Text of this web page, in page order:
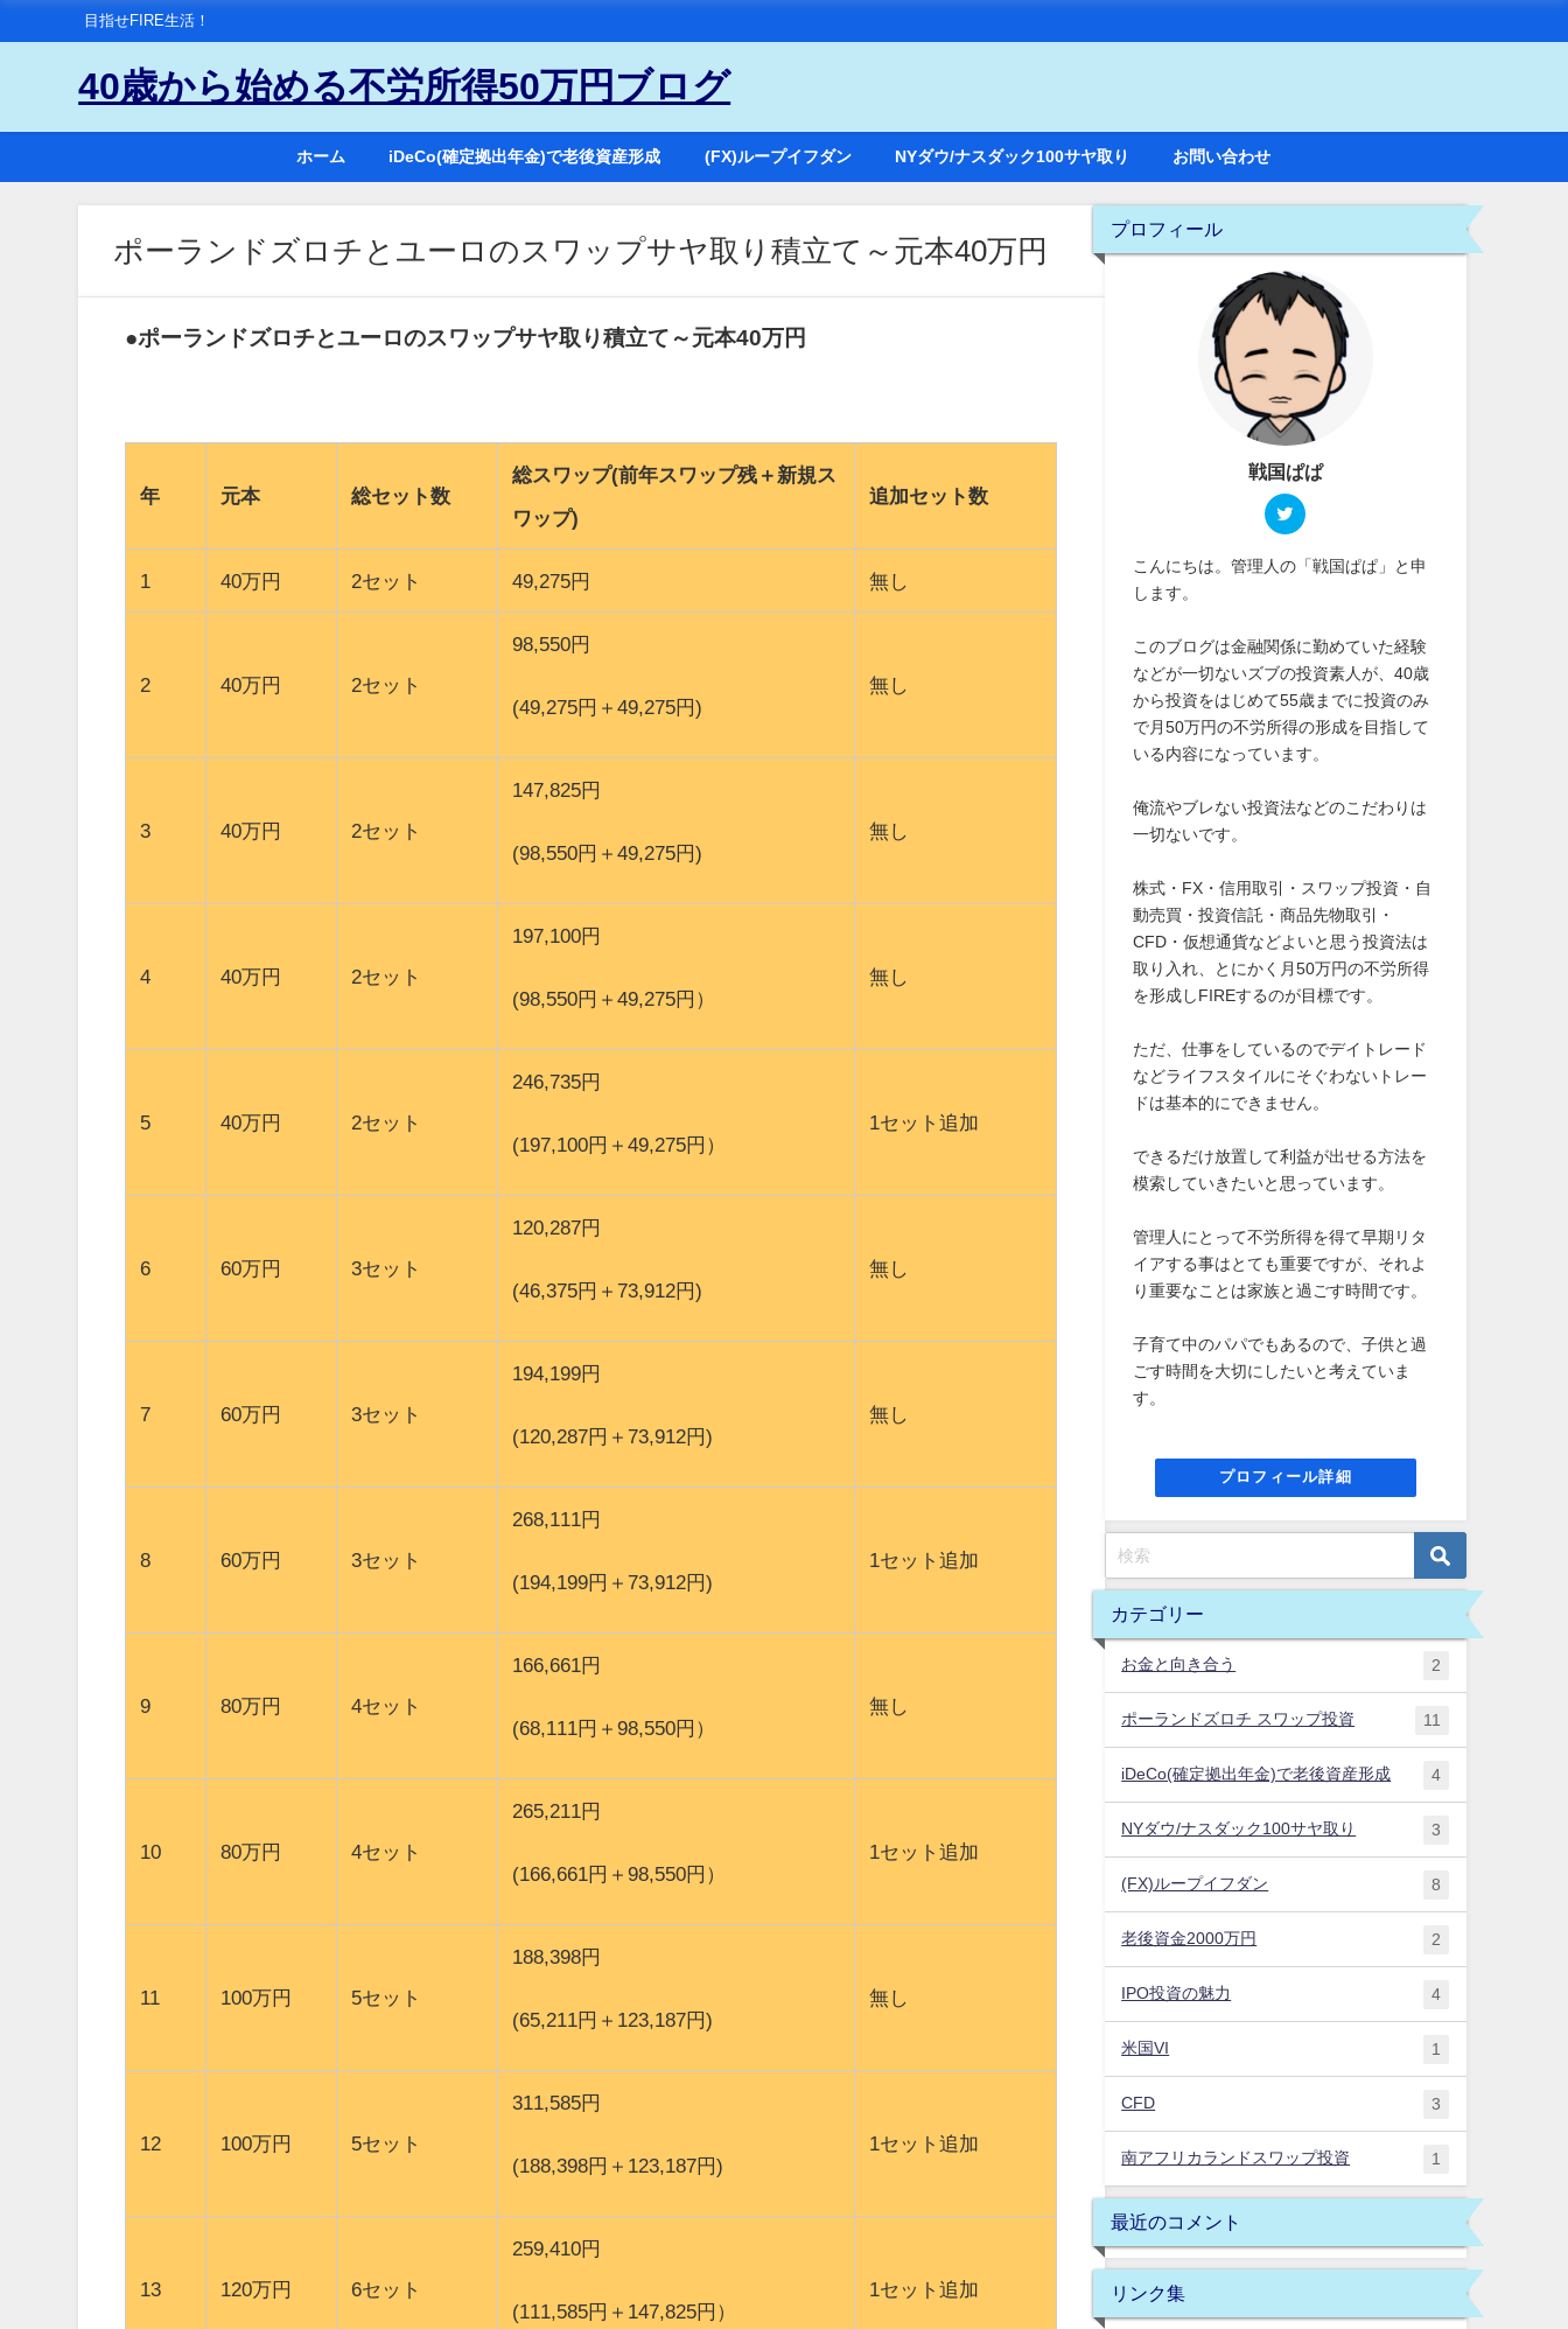
目指せFIRE生活！
40歳から始める不労所得50万円ブログ
ホーム iDeCo(確定拠出年金)で老後資産形成 (FX)ループイフダン NYダウ/ナスダック100サヤ取り お問い合わせ
ポーランドズロチとユーロのスワップサヤ取り積立て～元本40万円
●ポーランドズロチとユーロのスワップサヤ取り積立て～元本40万円
年 元本 総セット数
総スワップ(前年スワップ残＋新規ス
ワップ)
追加セット数
1 40万円 2セット 49,275円 無し
2 40万円 2セット
98,550円
(49,275円＋49,275円)
無し
3 40万円 2セット
147,825円
(98,550円＋49,275円)
無し
4 40万円 2セット
197,100円
(98,550円＋49,275円）
無し
5 40万円 2セット
246,735円
(197,100円＋49,275円）
1セット追加
6 60万円 3セット
120,287円
(46,375円＋73,912円)
無し
7 60万円 3セット
194,199円
(120,287円＋73,912円)
無し
8 60万円 3セット
268,111円
(194,199円＋73,912円)
1セット追加
9 80万円 4セット
166,661円
(68,111円＋98,550円）
無し
10 80万円 4セット
265,211円
(166,661円＋98,550円）
1セット追加
11 100万円 5セット
188,398円
(65,211円＋123,187円)
無し
12 100万円 5セット
311,585円
(188,398円＋123,187円)
1セット追加
13 120万円 6セット
259,410円
(111,585円＋147,825円）
1セット追加
プロフィール
戦国ぱぱ
こんにちは。管理人の「戦国ぱぱ」と申
します。
このブログは金融関係に勤めていた経験
などが一切ないズブの投資素人が、40歳
から投資をはじめて55歳までに投資のみ
で月50万円の不労所得の形成を目指して
いる内容になっています。
俺流やブレない投資法などのこだわりは
一切ないです。
株式・FX・信用取引・スワップ投資・自
動売買・投資信託・商品先物取引・
CFD・仮想通貨などよいと思う投資法は
取り入れ、とにかく月50万円の不労所得
を形成しFIREするのが目標です。
ただ、仕事をしているのでデイトレード
などライフスタイルにそぐわないトレー
ドは基本的にできません。
できるだけ放置して利益が出せる方法を
模索していきたいと思っています。
管理人にとって不労所得を得て早期リタ
イアする事はとても重要ですが、それよ
り重要なことは家族と過ごす時間です。
子育て中のパパでもあるので、子供と過
ごす時間を大切にしたいと考えていま
す。
プロフィール詳細
カテゴリー
お金と向き合う 2
ポーランドズロチ スワップ投資 11
iDeCo(確定拠出年金)で老後資産形成 4
NYダウ/ナスダック100サヤ取り 3
(FX)ループイフダン 8
老後資金2000万円 2
IPO投資の魅力 4
米国VI 1
CFD 3
南アフリカランドスワップ投資 1
最近のコメント
リンク集